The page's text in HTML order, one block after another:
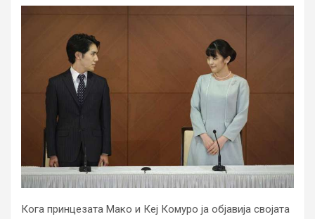
Кога принцезата Мако и Кеј Комуро ја објавија својата